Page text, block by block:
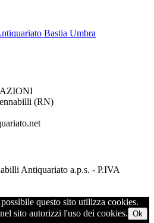
Bastia Umbra
(RN)
Antiquariato a.p.s. - P.IVA
questo sito utilizza cookies.
sito autorizzi l'uso dei cookies. Ok